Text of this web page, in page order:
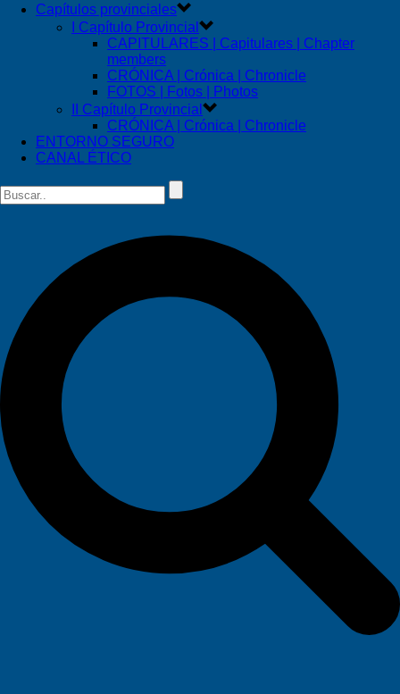
Capítulos provinciales
I Capítulo Provincial
CAPITULARES | Capitulares | Chapter
members
CRÓNICA | Crónica | Chronicle
FOTOS | Fotos | Photos
II Capítulo Provincial
CRÓNICA | Crónica | Chronicle
ENTORNO SEGURO
CANAL ÉTICO